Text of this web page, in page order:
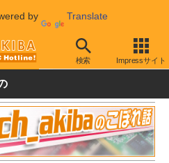
by Translate
検索 Impressサイト
HMD